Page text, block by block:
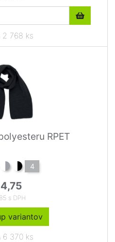
2 768 ks
RPET
4
s DPH
variantov
6 370 ks